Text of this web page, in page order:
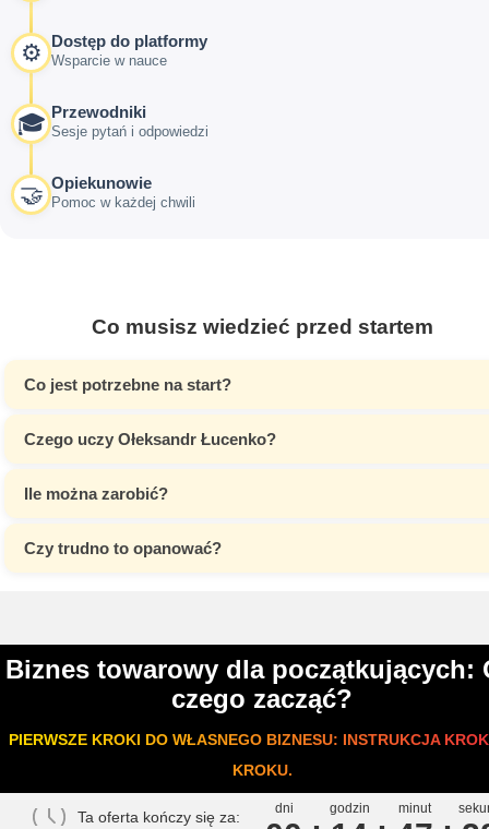
⚙️ Dostęp do platformy
Wsparcie w nauce
🎓 Przewodniki
Sesje pytań i odpowiedzi
🤝 Opiekunowie
Pomoc w każdej chwili
Co musisz wiedzieć przed startem
Co jest potrzebne na start?
Czego uczy Ołeksandr Łucenko?
Ile można zarobić?
Czy trudno to opanować?
Biznes towarowy dla początkujących:
czego zacząć?
PIERWSZE KROKI DO WŁASNEGO BIZNESU: INSTRUKCJA
KROKU.
Ta oferta kończy się za: dni godzin minut